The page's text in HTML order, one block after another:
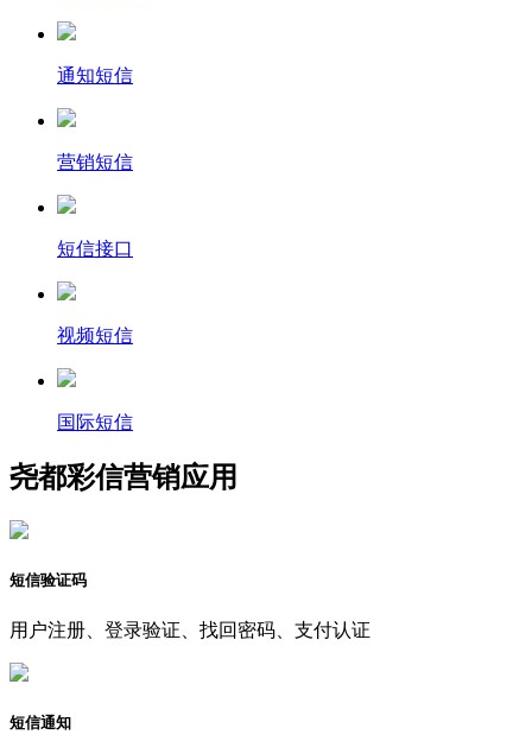
通知短信
营销短信
短信接口
视频短信
国际短信
尧都彩信营销应用
短信验证码
用户注册、登录验证、找回密码、支付认证
短信通知